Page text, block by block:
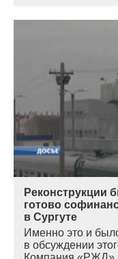
Реконструкции
готово
в Сургуте
Именно это и
в обсуждении